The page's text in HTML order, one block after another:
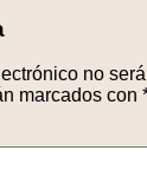
no
marcados con